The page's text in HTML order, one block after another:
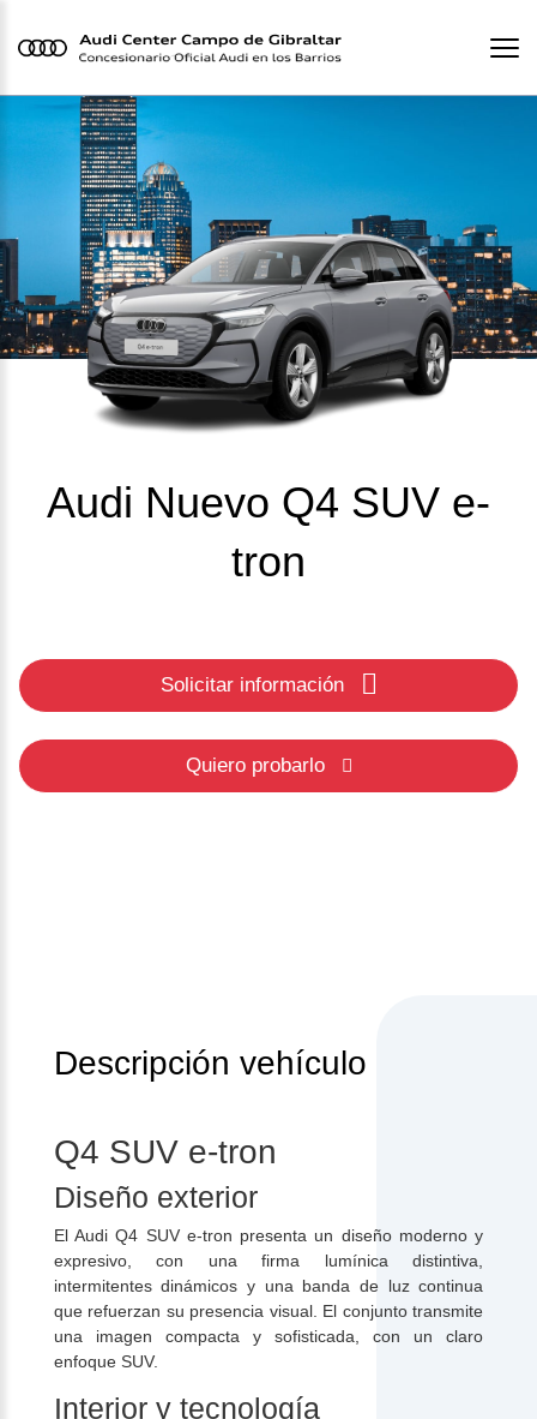
Audi Nuevo Q4 SUV e-
tron
Solicitar información
Quiero probarlo
Descripción vehículo
Q4 SUV e-tron
Diseño exterior
El Audi Q4 SUV e-tron presenta un diseño moderno y
expresivo, con una firma lumínica distintiva,
intermitentes dinámicos y una banda de luz continua
que refuerzan su presencia visual. El conjunto transmite
una imagen compacta y sofisticada, con un claro
enfoque SUV.
Interior y tecnología